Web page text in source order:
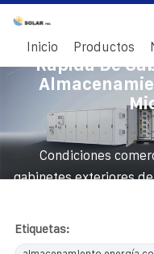
Inicio Productos
Condiciones
Rápida De
Condiciones
gabinetes exteriores
Etiquetas: